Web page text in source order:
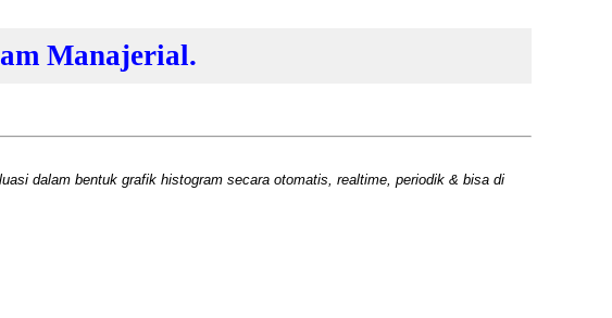
Manajerial.
dalam bentuk grafik histogram secara otomatis, realtime, periodik & bisa di